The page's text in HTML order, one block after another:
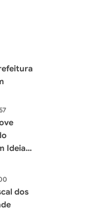
Ideias
dos